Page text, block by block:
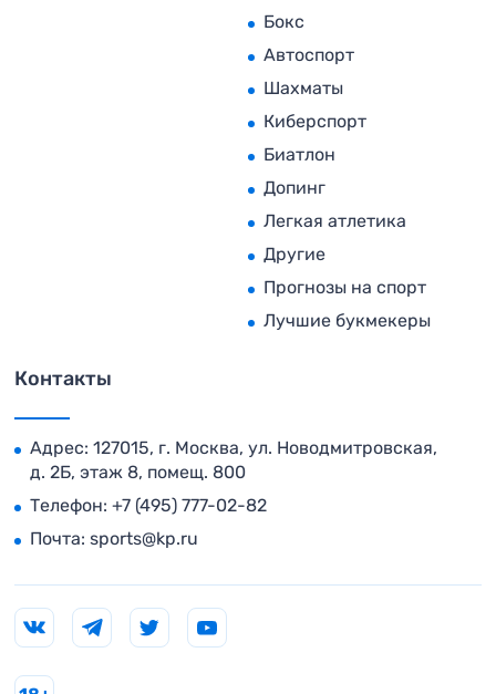
Бокс
Автоспорт
Шахматы
Киберспорт
Биатлон
Допинг
Легкая атлетика
Другие
Прогнозы на спорт
Лучшие букмекеры
Контакты
Адрес: 127015, г. Москва, ул. Новодмитровская,
д. 2Б, этаж 8, помещ. 800
Телефон: +7 (495) 777-02-82
Почта: sports@kp.ru